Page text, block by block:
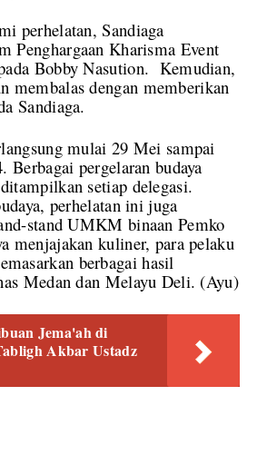
perhelatan, Sandiaga
Penghargaan Kharisma Event
Bobby Nasution. Kemudian,
membalas dengan memberikan
Sandiaga.
mulai 29 Mei sampai
Berbagai pergelaran budaya
setiap delegasi.
perhelatan ini juga
stand UMKM binaan Pemko
menjajakan kuliner, para pelaku
berbagai hasil
Medan dan Melayu Deli. (Ayu)
Jema'ah di
Akbar Ustadz